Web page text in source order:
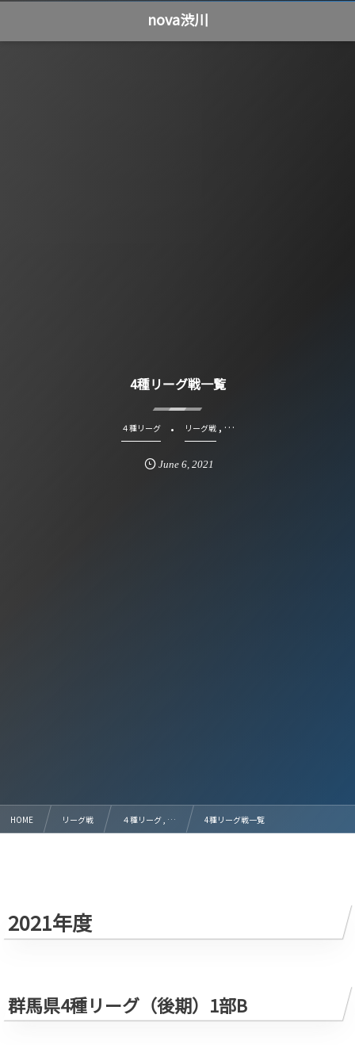
nova渋川
4種リーグ戦一覧
４種リーグ リーグ戦, …
June 6, 2021
HOME リーグ戦 ４種リーグ , … 4種リーグ戦一覧
2021年度
群馬県4種リーグ（後期）1部B